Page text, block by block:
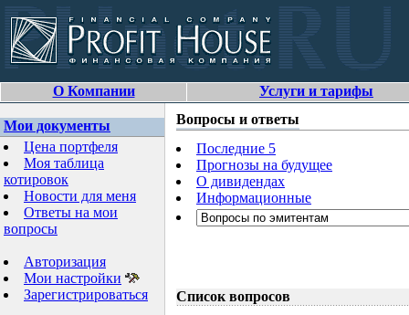
О Компании Услуги и тарифы
Мои документы
Цена портфеля
Моя таблица
котировок
Новости для меня
Ответы на мои
вопросы
Авторизация
Мои настройки
Зарегистрироваться
Вопросы и ответы
Последние 5
Прогнозы на будущее
О дивидендах
Информационные
Список вопросов